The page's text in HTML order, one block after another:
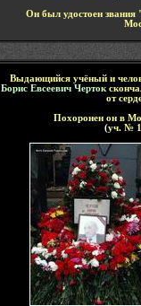
Он был удостоен
Выдающийся учёный и
Борис Евсеевич Черток
от
Похоронен он в
(уч. №